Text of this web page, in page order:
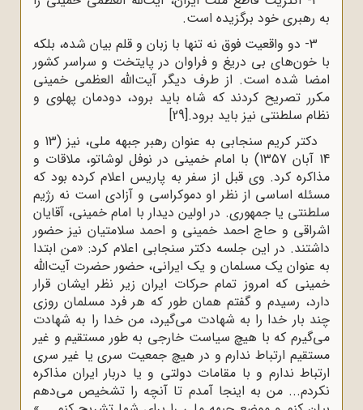
به رهبری خود برگزیده است.
3- دو واقعیت فوق نه تنها با زبان و قلم بیان شده، بلکه
با خون‌های بی دریغ و فراوان در پایتخت و سراسر کشور
امضا شده است. از طرف دیگر آیت‌الله العظمی خمینی
مکرر تصریح کردند که شاه باید برود، دودمان پهلوی و
نظام سلطنتی نیز باید برود.[29]
دکتر کریم سنجابی به عنوان رهبر جبهه ملی، نیز (13 و
14 آبان 1357) با امام خمینی در نوفل لوشاتو، ملاقات و
مذاکره کرد. وی قبل از سفر به پاریس اعلام کرده بود که
مسئله اساسی از نظر او دموکراسی و آزادی است نه رژیم
سلطنتی یا جمهوری. در اولین دیدار با امام خمینی، آقایان
اشراقی و حاج احمد خمینی و احمد سلامتیان نیز حضور
داشتند. در این جلسه دکتر سنجابی اعلام کرد: «من ابتدا
به عنوان یک مسلمان و یک ایرانی، حضور حضرت آیت‌الله
خمینی که امروز تمام حرکات ایران زیر نظر ایشان قرار
دارد، رسیدم و گفتم همان طور که هر فرد مسلمان روزی
چند بار خدا را به شهادت می‌گیرد، من خدا را به شهادت
می‌گیرم که با هیچ سیاست خارجی به طور مستقیم و غیر
مستقیم ارتباط ندارم و در هیچ جمعیت سری یا غیر سری
ارتباط ندارم و با مقامات دولتی و یا دربار ایران مذاکره
نکردم... من به اینجا آمدم تا آنچه را تشخیص می‌دهم